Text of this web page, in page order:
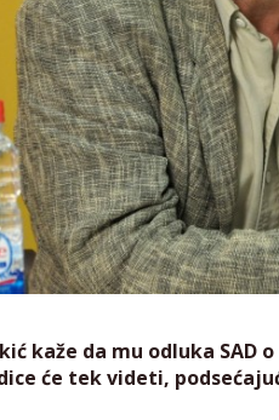
kaže da mu odluka
će tek videti,